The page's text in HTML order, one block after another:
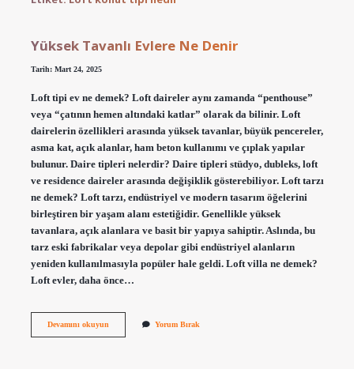
Yüksek Tavanlı Evlere Ne Denir
Tarih: Mart 24, 2025
Loft tipi ev ne demek? Loft daireler aynı zamanda “penthouse”
veya “çatının hemen altındaki katlar” olarak da bilinir. Loft
dairelerin özellikleri arasında yüksek tavanlar, büyük pencereler,
asma kat, açık alanlar, ham beton kullanımı ve çıplak yapılar
bulunur. Daire tipleri nelerdir? Daire tipleri stüdyo, dubleks, loft
ve residence daireler arasında değişiklik gösterebiliyor. Loft tarzı
ne demek? Loft tarzı, endüstriyel ve modern tasarım öğelerini
birleştiren bir yaşam alanı estetiğidir. Genellikle yüksek
tavanlara, açık alanlara ve basit bir yapıya sahiptir. Aslında, bu
tarz eski fabrikalar veya depolar gibi endüstriyel alanların
yeniden kullanılmasıyla popüler hale geldi. Loft villa ne demek?
Loft evler, daha önce…
Devamını okuyunYüksek
Yorum Bırak